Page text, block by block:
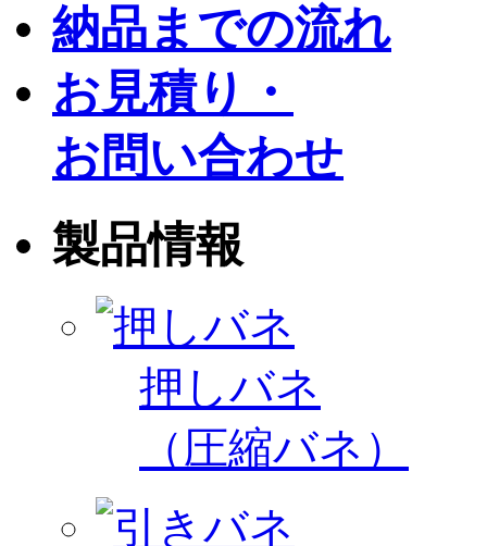
納品までの流れ
お見積り・
お問い合わせ
製品情報
押しバネ
（圧縮バネ）